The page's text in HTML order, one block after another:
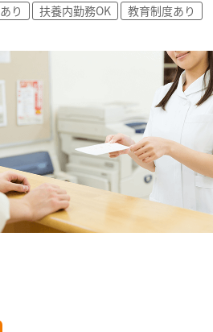
り 扶養内勤務OK
教育制度あり